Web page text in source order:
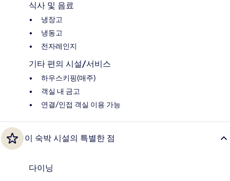
식사 및 음료
냉장고
냉동고
전자레인지
기타 편의 시설/서비스
하우스키핑(매주)
객실 내 금고
연결/인접 객실 이용 가능
이 숙박 시설의 특별한 점
다이닝